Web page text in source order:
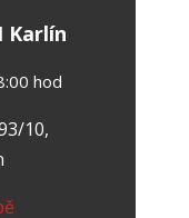
Karlín
hod
10,